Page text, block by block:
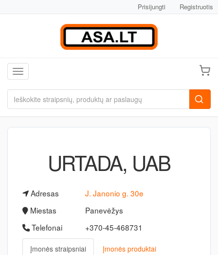
Prisijungti Registruotis
Toggle navigation
URTADA, UAB
Adresas
J. Janonio g. 30e
Miestas
Panevėžys
Telefonai
+370-45-468731
Įmonės straipsniai Įmonės produktai